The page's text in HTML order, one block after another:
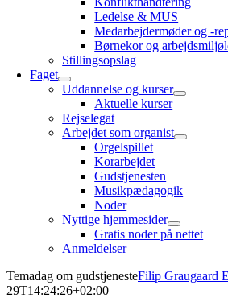
Ledelse & MUS
Medarbejdermøder og -
Børnekor og
Stillingsopslag
Faget
Uddannelse og kurser
Aktuelle kurser
Rejselegat
Arbejdet som organist
Orgelspillet
Korarbejdet
Gudstjenesten
Musikpædagogik
Noder
Nyttige hjemmesider
Gratis noder på nettet
Anmeldelser
Temadag om gudstjenesteFilip Graugaard
29T14:24:26+02:00